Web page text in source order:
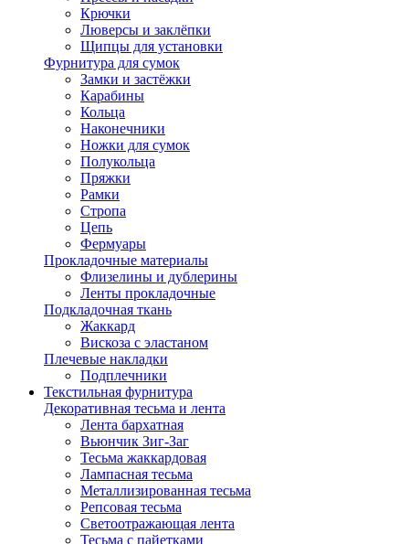
Крючки
Люверсы и заклёпки
Щипцы для установки
Фурнитура для сумок
Замки и застёжки
Карабины
Кольца
Наконечники
Ножки для сумок
Полукольца
Пряжки
Рамки
Стропа
Цепь
Фермуары
Прокладочные материалы
Флизелины и дублерины
Ленты прокладочные
Подкладочная ткань
Жаккард
Вискоза с эластаном
Плечевые накладки
Подплечники
Текстильная фурнитура
Декоративная тесьма и лента
Лента бархатная
Вьюнчик Зиг-Заг
Тесьма жаккардовая
Лампасная тесьма
Металлизированная тесьма
Репсовая тесьма
Светоотражающая лента
Тесьма с пайетками